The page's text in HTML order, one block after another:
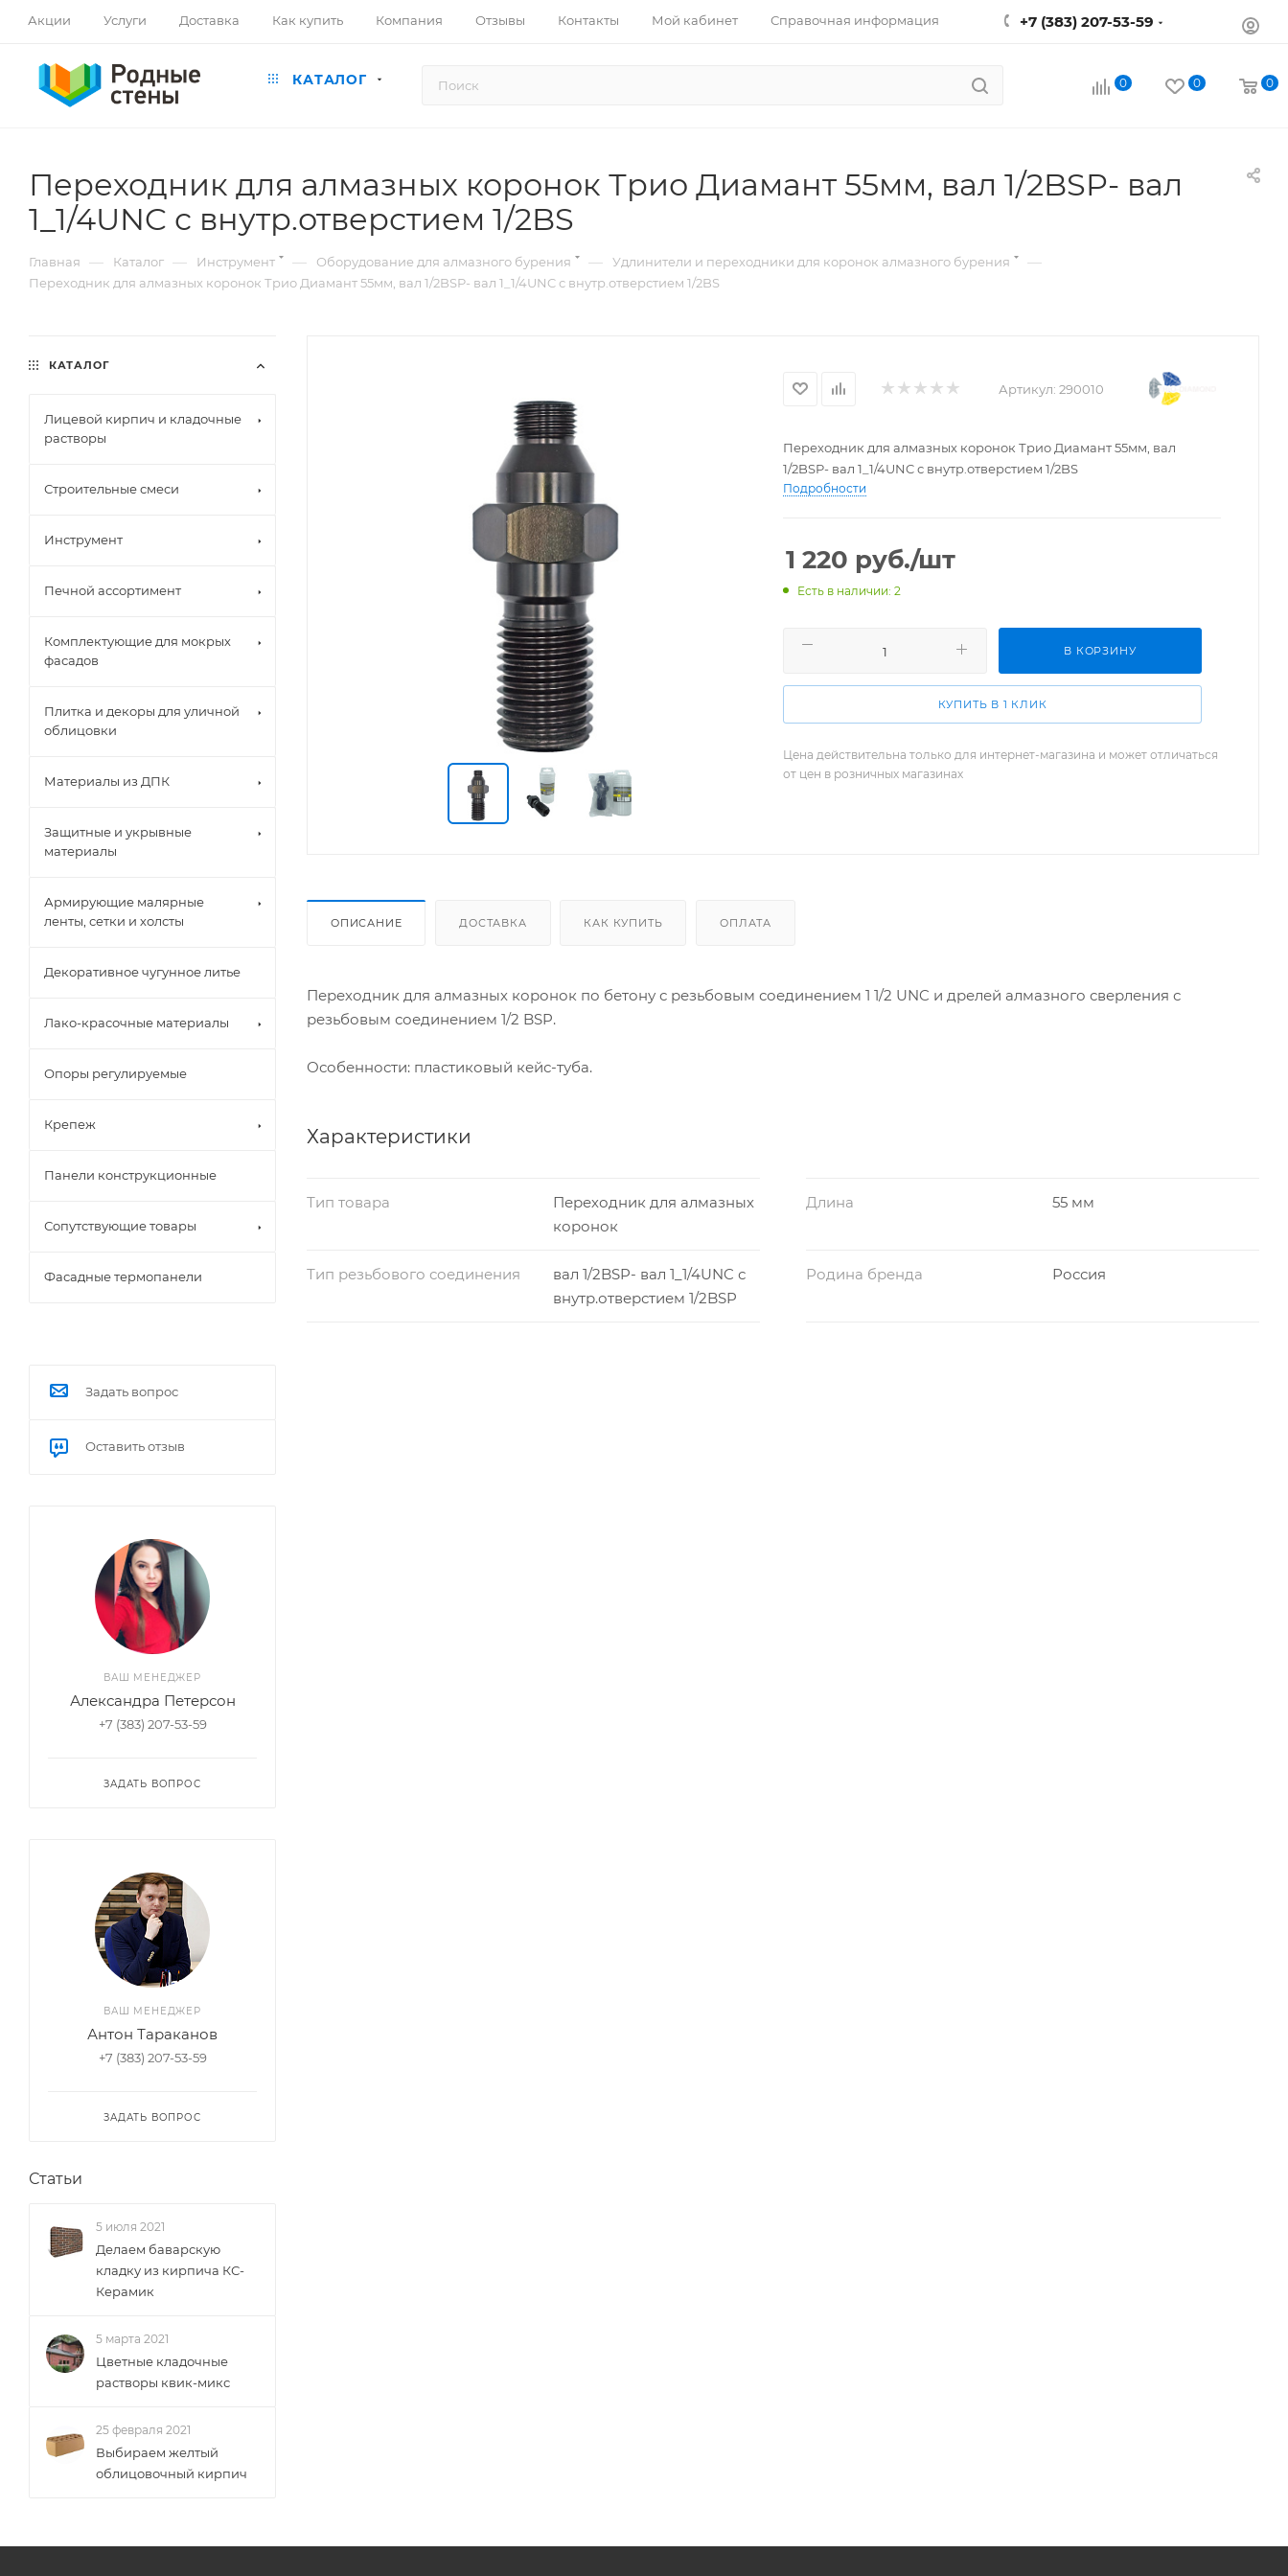
Акции Услуги Доставка Как купить Компания Отзывы Контакты Мой кабинет Справочная информация +7 (383) 207-53-59
КАТАЛОГ 0 0 0
Переходник для алмазных коронок Трио Диамант 55мм, вал 1/2BSP- вал
1_1/4UNC с внутр.отверстием 1/2BS
Главная — Каталог — Инструмент — Оборудование для алмазного бурения — Удлинители и переходники для коронок алмазного бурения —
Переходник для алмазных коронок Трио Диамант 55мм, вал 1/2BSP- вал 1_1/4UNC с внутр.отверстием 1/2BS
Артикул: 290010
Переходник для алмазных коронок Трио Диамант 55мм, вал
1/2BSP- вал 1_1/4UNC с внутр.отверстием 1/2BS
Подробности
1 220 руб./шт
Есть в наличии: 2
В КОРЗИНУ
КУПИТЬ В 1 КЛИК
Цена действительна только для интернет-магазина и может отличаться
от цен в розничных магазинах
ОПИСАНИЕ ДОСТАВКА КАК КУПИТЬ ОПЛАТА
Переходник для алмазных коронок по бетону с резьбовым соединением 1 1/2 UNC и дрелей алмазного сверления с
резьбовым соединением 1/2 BSP.
Особенности: пластиковый кейс-туба.
Характеристики
Тип товара
Переходник для алмазных
коронок
Длина 55 мм
Тип резьбового соединения
вал 1/2BSP- вал 1_1/4UNC с
внутр.отверстием 1/2BSP
Родина бренда Россия
КАТАЛОГ
Лицевой кирпич и кладочные
растворы
Строительные смеси
Инструмент
Печной ассортимент
Комплектующие для мокрых
фасадов
Плитка и декоры для уличной
облицовки
Материалы из ДПК
Защитные и укрывные
материалы
Армирующие малярные
ленты, сетки и холсты
Декоративное чугунное литье
Лако-красочные материалы
Опоры регулируемые
Крепеж
Панели конструкционные
Сопутствующие товары
Фасадные термопанели
Задать вопрос
Оставить отзыв
ВАШ МЕНЕДЖЕР
Александра Петерсон
+7 (383) 207-53-59
ЗАДАТЬ ВОПРОС
ВАШ МЕНЕДЖЕР
Антон Тараканов
+7 (383) 207-53-59
ЗАДАТЬ ВОПРОС
Статьи
5 июля 2021
Делаем баварскую
кладку из кирпича КС-
Керамик
5 марта 2021
Цветные кладочные
растворы квик-микс
25 февраля 2021
Выбираем желтый
облицовочный кирпич